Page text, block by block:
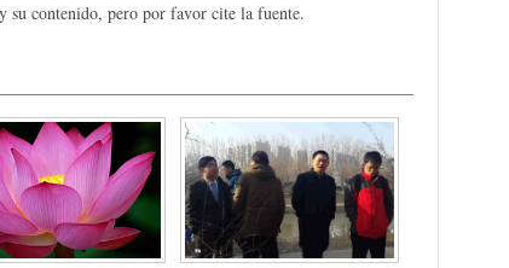
su contenido, pero por favor cite la fuente.